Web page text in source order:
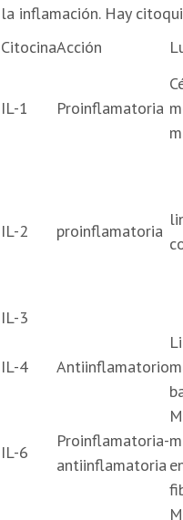
la inflamación. Hay
CitocinaAcción
IL-1 Proinflamatoria
IL-2 proinflamatoria
IL-3
IL-4 Antiinflamatorio
IL-6
Proinflamatoria-
antiinflamatoria